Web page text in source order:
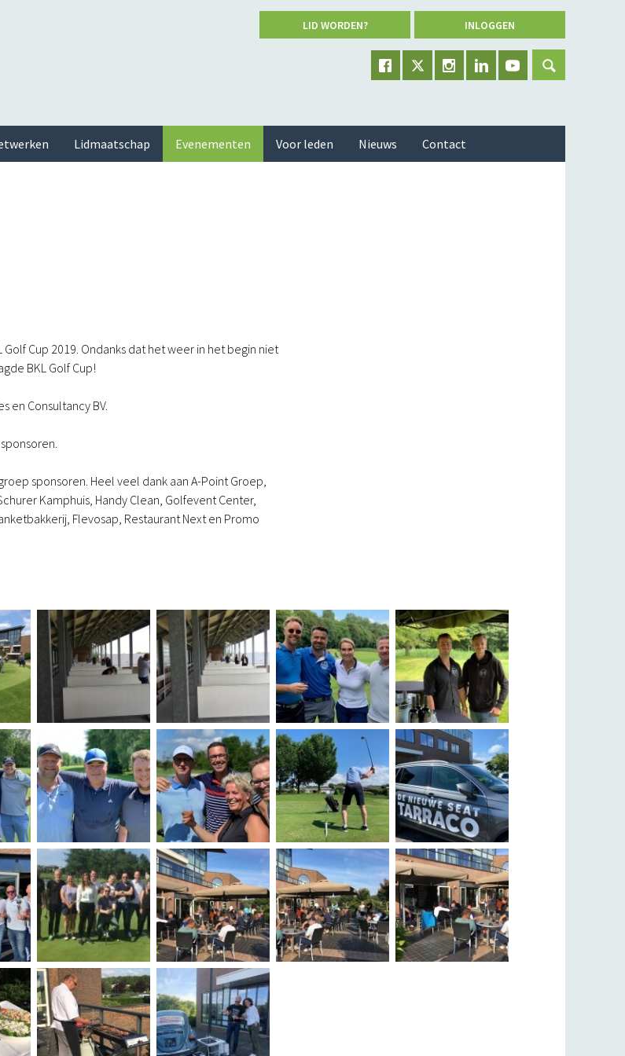
LID WORDEN? INLOGGEN
Cup 2019. Ondanks dat het weer in het begin niet
BKL Golf Cup!
en Consultancy BV.
sponsoren. Heel veel dank aan A-Point Groep,
Kamphuis, Handy Clean, Golfevent Center,
Flevosap, Restaurant Next en Promo
Lidmaatschap Evenementen Voor leden Nieuws Contact